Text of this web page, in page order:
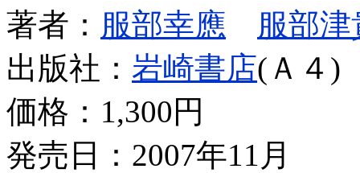
著者： 服部幸應
服部
出版社： 岩崎書店(Ａ４)
価格： 1,300円
発売日：2007年11月